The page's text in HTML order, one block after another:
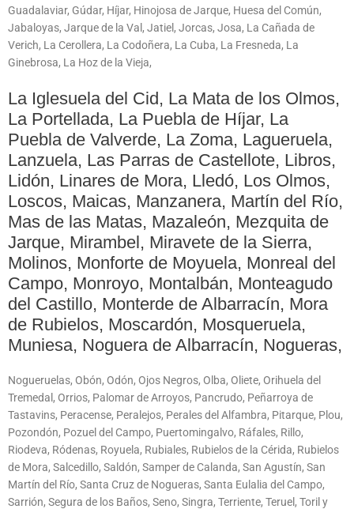
Guadalaviar, Gúdar, Híjar, Hinojosa de Jarque, Huesa del Común,
Jabaloyas, Jarque de la Val, Jatiel, Jorcas, Josa, La Cañada de
Verich, La Cerollera, La Codoñera, La Cuba, La Fresneda, La
Ginebrosa, La Hoz de la Vieja,
La Iglesuela del Cid, La Mata de los Olmos,
La Portellada, La Puebla de Híjar, La
Puebla de Valverde, La Zoma, Lagueruela,
Lanzuela, Las Parras de Castellote, Libros,
Lidón, Linares de Mora, Lledó, Los Olmos,
Loscos, Maicas, Manzanera, Martín del Río,
Mas de las Matas, Mazaleón, Mezquita de
Jarque, Mirambel, Miravete de la Sierra,
Molinos, Monforte de Moyuela, Monreal del
Campo, Monroyo, Montalbán, Monteagudo
del Castillo, Monterde de Albarracín, Mora
de Rubielos, Moscardón, Mosqueruela,
Muniesa, Noguera de Albarracín, Nogueras,
Nogueruelas, Obón, Odón, Ojos Negros, Olba, Oliete, Orihuela del
Tremedal, Orrios, Palomar de Arroyos, Pancrudo, Peñarroya de
Tastavins, Peracense, Peralejos, Perales del Alfambra, Pitarque, Plou,
Pozondón, Pozuel del Campo, Puertomingalvo, Ráfales, Rillo,
Riodeva, Ródenas, Royuela, Rubiales, Rubielos de la Cérida, Rubielos
de Mora, Salcedillo, Saldón, Samper de Calanda, San Agustín, San
Martín del Río, Santa Cruz de Nogueras, Santa Eulalia del Campo,
Sarrión, Segura de los Baños, Seno, Singra, Terriente, Teruel, Toril y